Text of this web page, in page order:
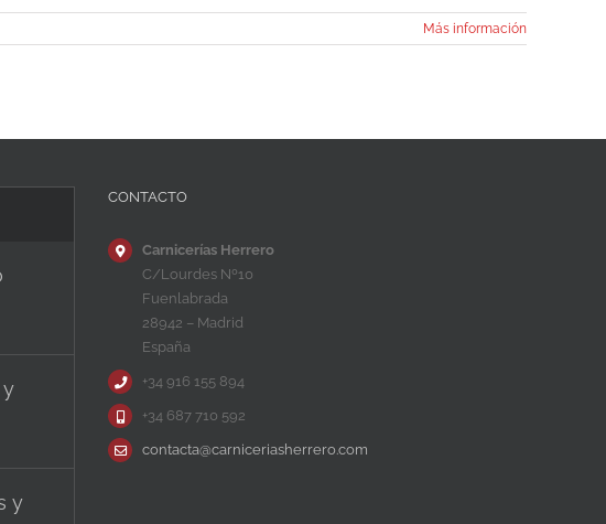
Más información
y
y
CONTACTO
Carnicerías Herrero
C/Lourdes Nº10
Fuenlabrada
28942 – Madrid
España
+34 916 155 894
+34 687 710 592
contacta@carniceriasherrero.com